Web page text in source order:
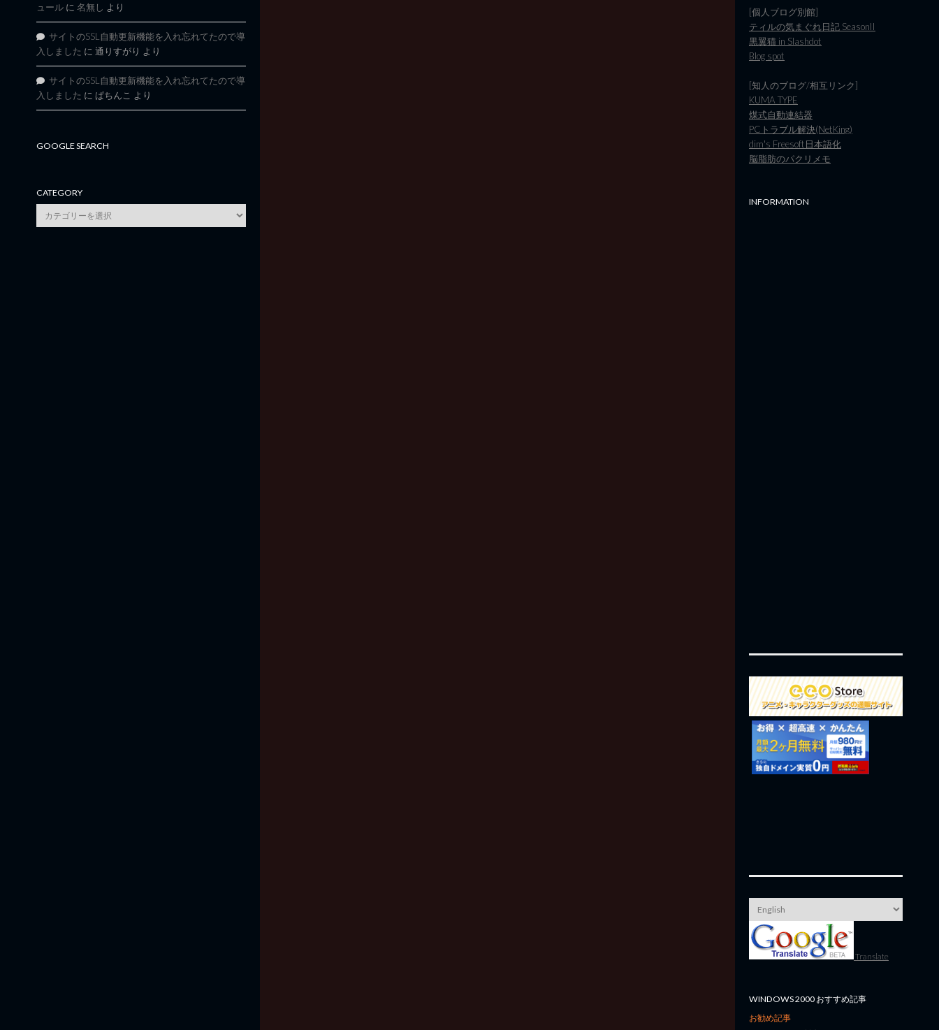
ュール に 名無し より
サイトのSSL自動更新機能を入れ忘れてたので導
入しました に 通りすがり より
サイトのSSL自動更新機能を入れ忘れてたので導
入しました に ぱちんこ より
GOOGLE SEARCH
CATEGORY
category
[個人ブログ別館]
ティルの気まぐれ日記 SeasonII
黒翼猫 in Slashdot
Blog spot
[知人のブログ/相互リンク]
KUMA TYPE
煤式自動連結器
PCトラブル解決(NetKing)
dim's Freesoft日本語化
脳脂肪のパクリメモ
INFORMATION
Translate
WINDOWS 2000 おすすめ記事
お勧め記事